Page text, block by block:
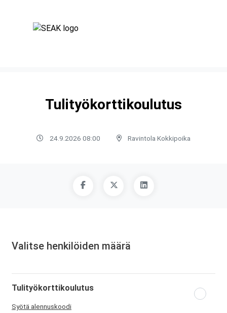
Tulityökorttikoulutus
24.9.2026 08:00 Ravintola Kokkipoika
Valitse henkilöiden määrä
Tulityökorttikoulutus
Syötä alennuskoodi